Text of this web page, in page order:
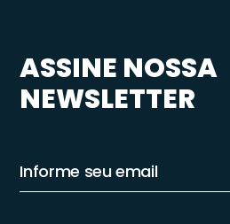
ASSINE NOSSA
NEWSLETTER